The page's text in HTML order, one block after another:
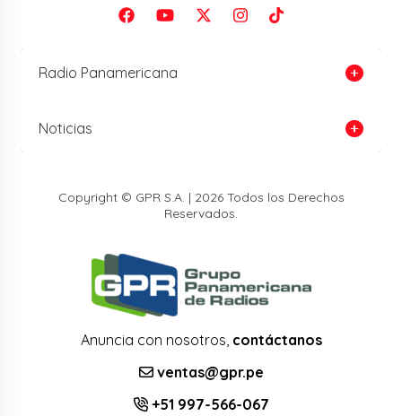
Radio Panamericana
Noticias
Copyright © GPR S.A. | 2026 Todos los Derechos
Reservados.
Anuncia con nosotros, contáctanos
ventas@gpr.pe
+51 997-566-067